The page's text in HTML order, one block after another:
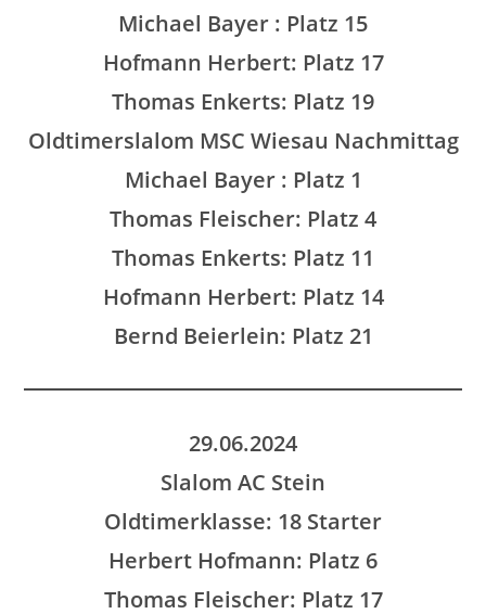
Michael Bayer : Platz 15
Hofmann Herbert: Platz 17
Thomas Enkerts: Platz 19
Oldtimerslalom MSC Wiesau Nachmittag
Michael Bayer : Platz 1
Thomas Fleischer: Platz 4
Thomas Enkerts: Platz 11
Hofmann Herbert: Platz 14
Bernd Beierlein: Platz 21
29.06.2024
Slalom AC Stein
Oldtimerklasse: 18 Starter
Herbert Hofmann: Platz 6
Thomas Fleischer: Platz 17